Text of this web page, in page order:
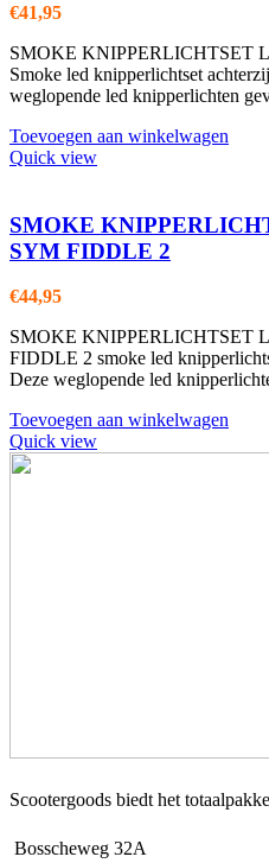
€41,95
SMOKE KNIPPERLICHTSET
Smoke led knipperlichtset
weglopende led knipperlichten
Toevoegen aan winkelwagen
Quick view
SMOKE
SYM FIDDLE 2
€44,95
SMOKE KNIPPERLICHTSET
FIDDLE 2 smoke led
Deze weglopende led
Toevoegen aan winkelwagen
Quick view
Scootergoods biedt het
Bosscheweg 32A